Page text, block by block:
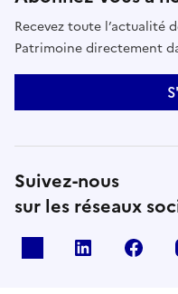
Recevez toute l’actualité
Patrimoine directement
Suivez-nous
sur les réseaux
Linkedin